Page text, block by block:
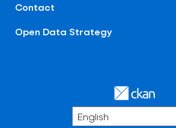
Contact
Open Data Strategy